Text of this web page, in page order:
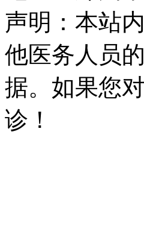
声明：本站
他医务人员
据。如果您
诊！